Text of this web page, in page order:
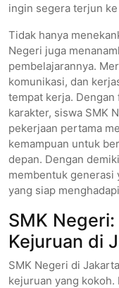
ingin segera terjun
Tidak hanya
Negeri juga
pembelajarannya.
komunikasi, dan
tempat kerja.
karakter, siswa SMK
pekerjaan pertama
kemampuan untuk
depan. Dengan
membentuk generasi
yang siap
SMK
Kejuruan di
SMK Negeri di
kejuruan yang